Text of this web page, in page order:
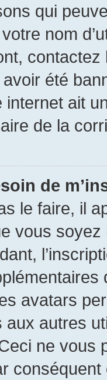
qui
nom
été
internet ait
de la
de
le faire, il
vous
avatars
aux autres
ne vous
conséquent